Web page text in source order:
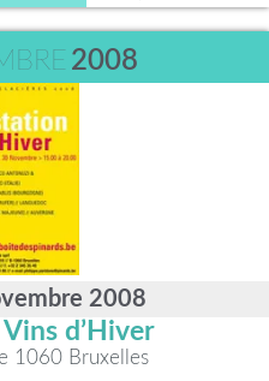
2008
2008
d’Hiver
1060 Bruxelles